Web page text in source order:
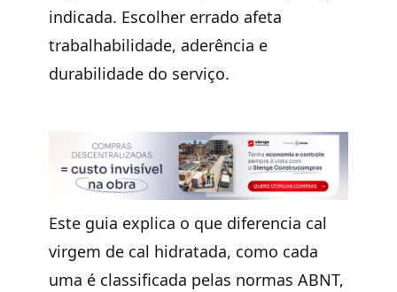
indicada. Escolher errado afeta
trabalhabilidade, aderência e
durabilidade do serviço.
Este guia explica o que diferencia cal
virgem de cal hidratada, como cada
uma é classificada pelas normas ABNT,